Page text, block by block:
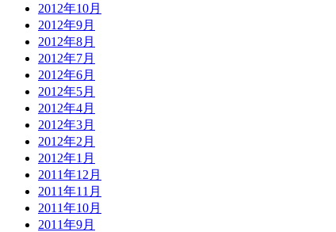
2012年10月
2012年9月
2012年8月
2012年7月
2012年6月
2012年5月
2012年4月
2012年3月
2012年2月
2012年1月
2011年12月
2011年11月
2011年10月
2011年9月